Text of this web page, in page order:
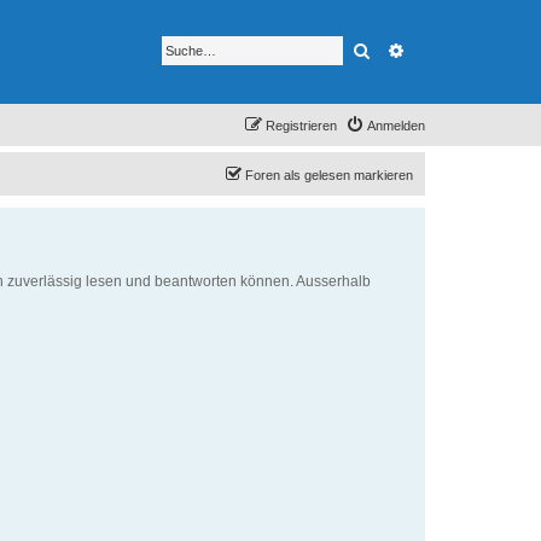
Suche
Anmelden
Registrieren
Foren als gelesen markieren
lesen und beantworten können. Ausserhalb